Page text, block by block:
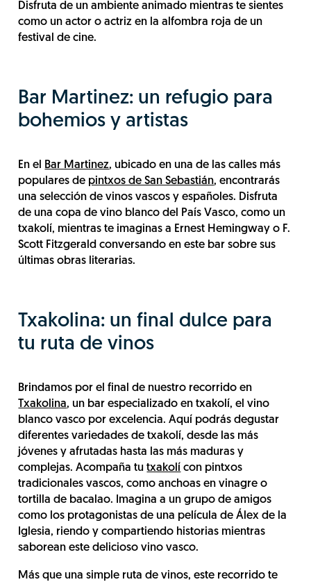
Disfruta de un ambiente animado mientras te sientes
como un actor o actriz en la alfombra roja de un
festival de cine.
Bar Martinez: un refugio para
bohemios y artistas
En el Bar Martinez, ubicado en una de las calles más
populares de pintxos de San Sebastián, encontrarás
una selección de vinos vascos y españoles. Disfruta
de una copa de vino blanco del País Vasco, como un
txakolí, mientras te imaginas a Ernest Hemingway o F.
Scott Fitzgerald conversando en este bar sobre sus
últimas obras literarias.
Txakolina: un final dulce para
tu ruta de vinos
Brindamos por el final de nuestro recorrido en
Txakolina, un bar especializado en txakolí, el vino
blanco vasco por excelencia. Aquí podrás degustar
diferentes variedades de txakolí, desde las más
jóvenes y afrutadas hasta las más maduras y
complejas. Acompaña tutxakolí con pintxos
tradicionales vascos, como anchoas en vinagre o
tortilla de bacalao. Imagina a un grupo de amigos
como los protagonistas de una película de Álex de la
Iglesia, riendo y compartiendo historias mientras
saborean este delicioso vino vasco.
Más que una simple ruta de vinos, este recorrido te